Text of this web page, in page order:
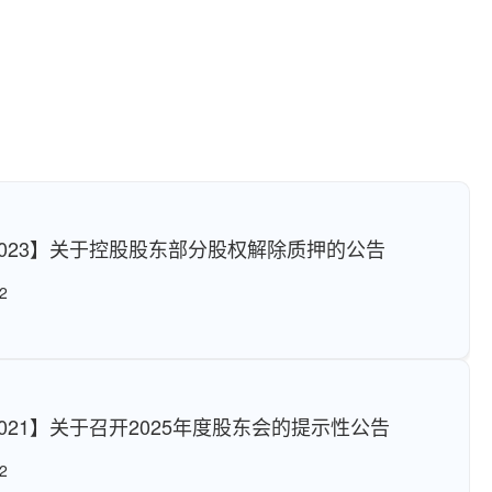
】关于控股股东部分股权解除质押的公告
】关于召开2025年度股东会的提示性公告